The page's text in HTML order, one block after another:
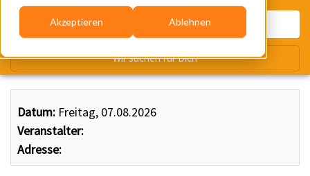
Akzeptieren Ablehnen
Datum: Freitag, 07.08.2026
Veranstalter:
Adresse:
Wir suchen für Dich